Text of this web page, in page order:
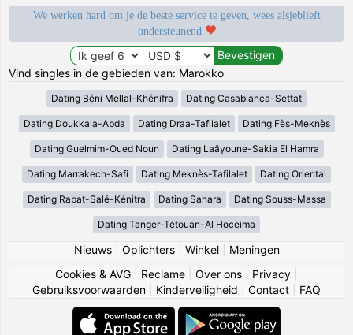
We werken hard om je de beste service te geven, wees alsjeblieft
ondersteunend
Vind singles in de gebieden van: Marokko
Dating Béni Mellal-Khénifra Dating Casablanca-Settat
Dating Doukkala-Abda Dating Draa-Tafilalet Dating Fès-Meknès
Dating Guelmim-Oued Noun Dating Laâyoune-Sakia El Hamra
Dating Marrakech-Safi Dating Meknès-Tafilalet Dating Oriental
Dating Rabat-Salé-Kénitra Dating Sahara Dating Souss-Massa
Dating Tanger-Tétouan-Al Hoceima
Nieuws| Oplichters| Winkel| Meningen
Cookies & AVG
Reclame Over ons Privacy
Gebruiksvoorwaarden
Kinderveiligheid Contact FAQ